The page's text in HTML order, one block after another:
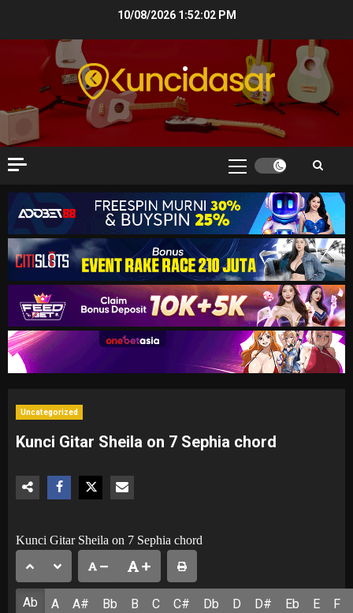
10/08/2026 1:52:03 PM
Primary
Uncategorized
Kunci Gitar Sheila on 7 Sephia chord
Kunci Gitar Sheila on 7 Sephia chord
Ab A A# Bb B C C# Db D D# Eb E F